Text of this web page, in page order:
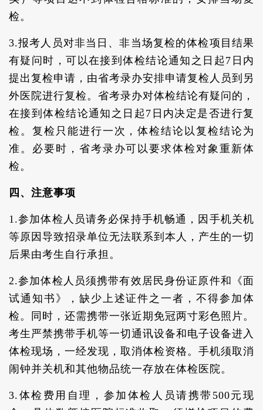
检。
3.报考人员对非当日、非当场复检的体检项目结果
有疑问时，可以在接到体检结论通知之日起7日内
提出复检申请，由省考录办安排申请复检人员到另
外医院进行复检。省考录办对体检结论有疑问的，
在接到体检结论通知之日起7日内决定是否进行复
检。复检只能进行一次，体检结论以复检结论为
准。必要时，省考录办可以要求体检对象重新体
检。
四、注意事项
1.参加体检人员请务必保持手机畅通，因手机关机
等原因导致招录单位无法联系到本人，产生的一切
后果由考生自行承担。
2.参加体检人员须携带有效居民身份证原件和《面
试通知书》，缺少上述证件之一者，不得参加体
检。同时，还需携带一张近期免冠两寸彩色照片。
考生严禁携带手机等一切通讯设备和电子设备进入
体检现场，一经发现，取消体检资格。手机须取消
闹钟并关机和其他物品统一存放在体检医院。
3.体检费用自理，参加体检人员请携带500元现